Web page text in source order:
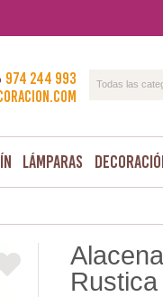
974 244 993
Todas las
Lámparas